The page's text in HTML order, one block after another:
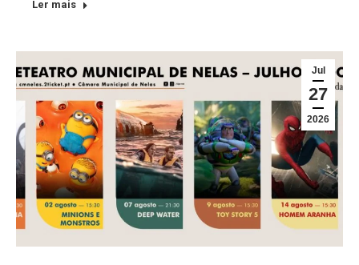
Ler mais
Jul
27
2026